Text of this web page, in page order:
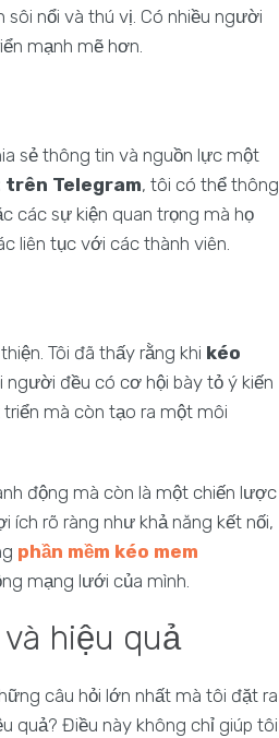
nổi và thú vị. Có nhiều người
mạnh mẽ hơn.
sẻ thông tin và nguồn lực một
trên Telegram, tôi có thể thông
các sự kiện quan trọng mà họ
liên tục với các thành viên.
Tôi đã thấy rằng khi kéo
người đều có cơ hội bày tỏ ý kiến
mà còn tạo ra một môi
động mà còn là một chiến lược
ích rõ ràng như khả năng kết nối,
phần mềm kéo mem
mạng lưới của mình.
hiệu quả
câu hỏi lớn nhất mà tôi đặt ra
quả? Điều này không chỉ giúp tôi